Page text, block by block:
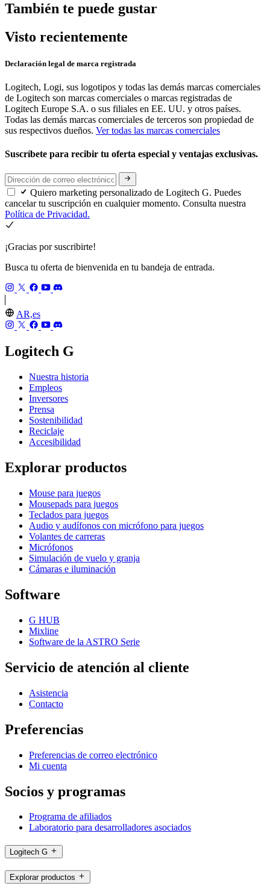
También te puede gustar
Visto recientemente
Declaración legal de marca registrada
Logitech, Logi, sus logotipos y todas las demás marcas comerciales
de Logitech son marcas comerciales o marcas registradas de
Logitech Europe S.A. o sus filiales en EE. UU. y otros países.
Todas las demás marcas comerciales de terceros son propiedad de
sus respectivos dueños. Ver todas las marcas comerciales
Suscríbete para recibir tu oferta especial y ventajas exclusivas.
Quiero marketing personalizado de Logitech G. Puedes
cancelar tu suscripción en cualquier momento. Consulta nuestra
Política de Privacidad.
¡Gracias por suscribirte!
Busca tu oferta de bienvenida en tu bandeja de entrada.
AR,es
Logitech G
Nuestra historia
Empleos
Inversores
Prensa
Sostenibilidad
Reciclaje
Accesibilidad
Explorar productos
Mouse para juegos
Mousepads para juegos
Teclados para juegos
Audio y audífonos con micrófono para juegos
Volantes de carreras
Micrófonos
Simulación de vuelo y granja
Cámaras e iluminación
Software
G HUB
Mixline
Software de la ASTRO Serie
Servicio de atención al cliente
Asistencia
Contacto
Preferencias
Preferencias de correo electrónico
Mi cuenta
Socios y programas
Programa de afiliados
Laboratorio para desarrolladores asociados
Logitech G
Explorar productos